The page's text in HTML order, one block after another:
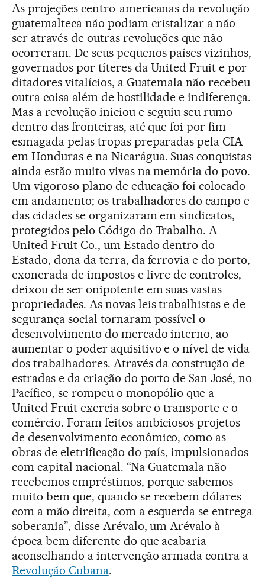
As projeções centro-americanas da revolução
guatemalteca não podiam cristalizar a não
ser através de outras revoluções que não
ocorreram. De seus pequenos países vizinhos,
governados por títeres da United Fruit e por
ditadores vitalícios, a Guatemala não recebeu
outra coisa além de hostilidade e indiferença.
Mas a revolução iniciou e seguiu seu rumo
dentro das fronteiras, até que foi por fim
esmagada pelas tropas preparadas pela CIA
em Honduras e na Nicarágua. Suas conquistas
ainda estão muito vivas na memória do povo.
Um vigoroso plano de educação foi colocado
em andamento; os trabalhadores do campo e
das cidades se organizaram em sindicatos,
protegidos pelo Código do Trabalho. A
United Fruit Co., um Estado dentro do
Estado, dona da terra, da ferrovia e do porto,
exonerada de impostos e livre de controles,
deixou de ser onipotente em suas vastas
propriedades. As novas leis trabalhistas e de
segurança social tornaram possível o
desenvolvimento do mercado interno, ao
aumentar o poder aquisitivo e o nível de vida
dos trabalhadores. Através da construção de
estradas e da criação do porto de San José, no
Pacífico, se rompeu o monopólio que a
United Fruit exercia sobre o transporte e o
comércio. Foram feitos ambiciosos projetos
de desenvolvimento econômico, como as
obras de eletrificação do país, impulsionados
com capital nacional. “Na Guatemala não
recebemos empréstimos, porque sabemos
muito bem que, quando se recebem dólares
com a mão direita, com a esquerda se entrega
soberania”, disse Arévalo, um Arévalo à
época bem diferente do que acabaria
aconselhando a intervenção armada contra a
Revolução Cubana.